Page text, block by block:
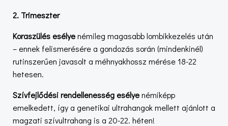
2. Trimeszter
Koraszülés esélyenémileg magasabb lombikkezelés után
– ennek felismerésére a gondozás során (mindenkinél)
rutinszerűen javasolt a méhnyakhossz mérése 18-22
hetesen.
Szívfejlődési rendellenesség esélyenémiképp
emelkedett, így a genetikai ultrahangok mellett ajánlott a
magzati szívultrahang is a 20-22. héten!